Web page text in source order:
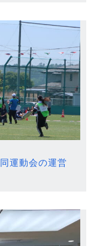
運動会の運営